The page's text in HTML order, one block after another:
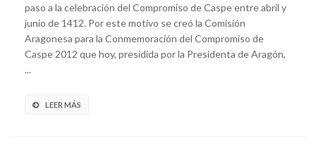
paso a la celebración del Compromiso de Caspe entre abril y
junio de 1412. Por este motivo se creó la Comisión
Aragonesa para la Conmemoración del Compromiso de
Caspe 2012 que hoy, presidida por la Presidenta de Aragón,
...
LEER MÁS